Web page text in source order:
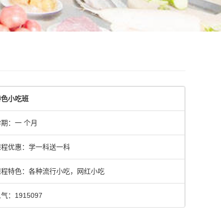
小吃班
：一 个月
优惠：学一科送一科
特色：各种流行小吃，网红小吃
：1915097